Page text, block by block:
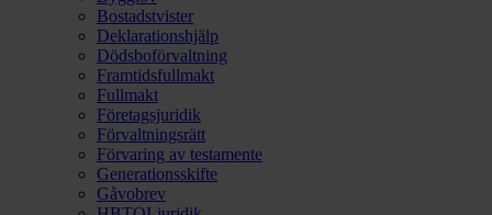
Bostadstvister
Deklarationshjälp
Dödsboförvaltning
Framtidsfullmakt
Fullmakt
Företagsjuridik
Förvaltningsrätt
Förvaring av testamente
Generationsskifte
Gåvobrev